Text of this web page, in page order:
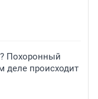
Похоронный
деле происходит